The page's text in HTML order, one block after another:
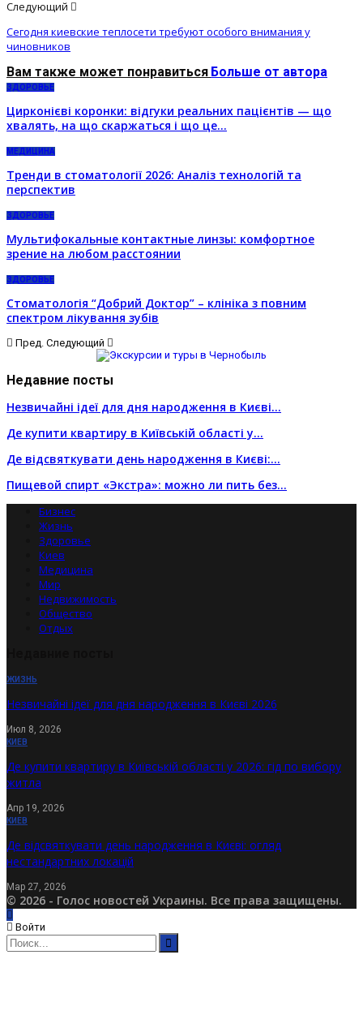
Следующий
Сегодня киевские теплосети требуют особого внимания у
чиновников
Вам также может понравиться Больше от автора
ЗДОРОВЬЕ
Цирконієві коронки: відгуки реальних пацієнтів — що
хвалять, на що скаржаться і що це…
МЕДИЦИНА
Тренди в стоматології 2026: Аналіз технологій та
перспектив
ЗДОРОВЬЕ
Мультифокальные контактные линзы: комфортное
зрение на любом расстоянии
ЗДОРОВЬЕ
Стоматологія “Добрий Доктор” – клініка з повним
спектром лікування зубів
Пред. Следующий
Недавние посты
Незвичайні ідеї для дня народження в Києві…
Де купити квартиру в Київській області у…
Де відсвяткувати день народження в Києві:…
Пищевой спирт «Экстра»: можно ли пить без…
Бизнес
Жизнь
Здоровье
Киев
Медицина
Мир
Недвижимость
Общество
Отдых
ЖИЗНЬ
Незвичайні ідеї для дня народження в Києві 2026
Июл 8, 2026
КИЕВ
Де купити квартиру в Київській області у 2026: гід по вибору
житла
Апр 19, 2026
КИЕВ
Де відсвяткувати день народження в Києві: огляд
нестандартних локацій
Мар 27, 2026
© 2026 - Голос новостей Украины. Все права защищены.
Войти